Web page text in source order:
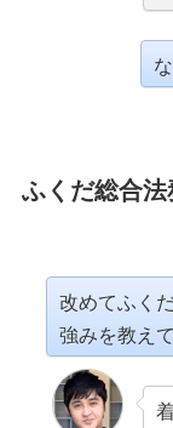
ふくだ総合
改めてふく
強みを教え